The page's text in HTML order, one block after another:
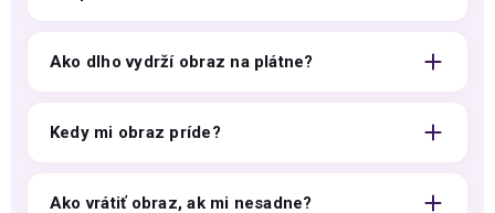
Ako dlho vydrží obraz na plátne?
Kedy mi obraz príde?
Ako vrátiť obraz, ak mi nesadne?